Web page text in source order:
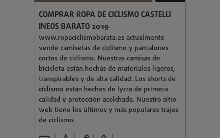
COMPRAR ROPA DE CICLISMO CASTELLI
INEOS BARATO 2019
www.ropaciclismobarata.es actualmente
vende camisetas de ciclismo y pantalones
cortos de ciclismo. Nuestras camisas de
bicicleta están hechas de materiales ligeros,
transpirables y de alta calidad. Los shorts de
ciclismo están hechos de lycra de primera
calidad y protección acolchada. Nuestro sitio
web tiene los últimos y más populares trajes
de ciclismo.